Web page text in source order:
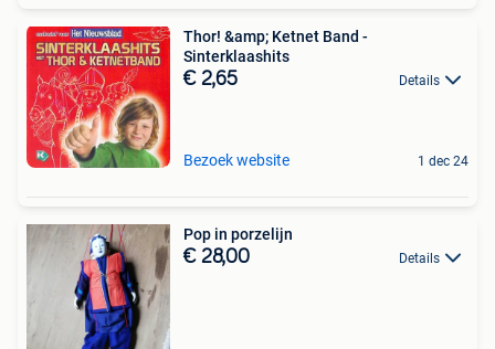
Thor! &amp; Ketnet Band -
Sinterklaashits
€ 2,65 Details
Bezoek website 1 dec 24
Pop in porzelijn
€ 28,00 Details